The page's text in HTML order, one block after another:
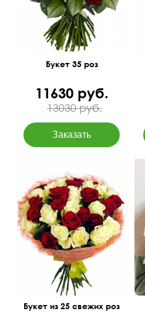
Букет 35 роз
11630 руб.
13030 руб.
Премиум сорта
60 см
40 см
Букет из 25 свежих роз